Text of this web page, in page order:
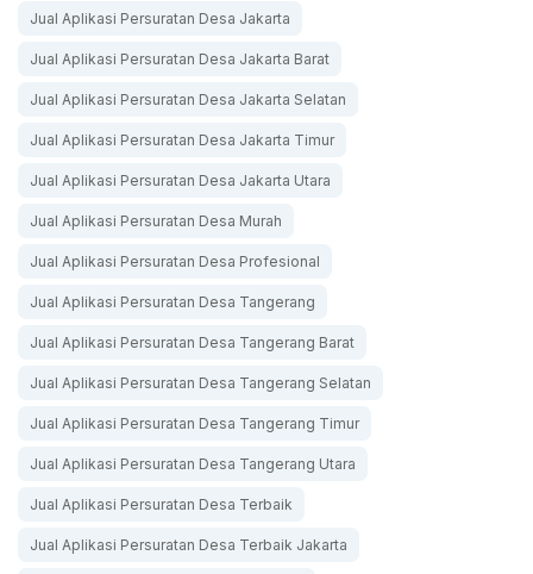
Jual Aplikasi Persuratan Desa Jakarta
Jual Aplikasi Persuratan Desa Jakarta Barat
Jual Aplikasi Persuratan Desa Jakarta Selatan
Jual Aplikasi Persuratan Desa Jakarta Timur
Jual Aplikasi Persuratan Desa Jakarta Utara
Jual Aplikasi Persuratan Desa Murah
Jual Aplikasi Persuratan Desa Profesional
Jual Aplikasi Persuratan Desa Tangerang
Jual Aplikasi Persuratan Desa Tangerang Barat
Jual Aplikasi Persuratan Desa Tangerang Selatan
Jual Aplikasi Persuratan Desa Tangerang Timur
Jual Aplikasi Persuratan Desa Tangerang Utara
Jual Aplikasi Persuratan Desa Terbaik
Jual Aplikasi Persuratan Desa Terbaik Jakarta